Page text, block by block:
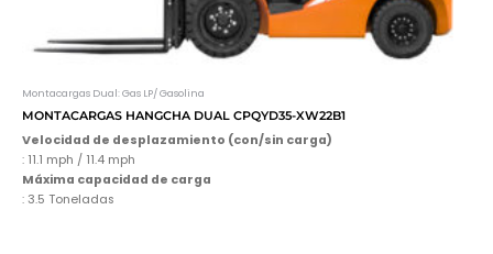
Montacargas Dual: Gas LP/ Gasolina
MONTACARGAS HANGCHA DUAL CPQYD35-XW22B1
Velocidad de desplazamiento (con/sin carga)
: 11.1 mph / 11.4 mph
Máxima capacidad de carga
: 3.5 Toneladas